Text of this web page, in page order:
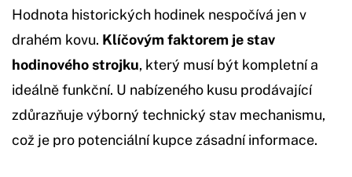
Hodnota historických hodinek nespočívá jen v
drahém kovu. Klíčovým faktorem je stav
hodinového strojku, který musí být kompletní a
ideálně funkční. U nabízeného kusu prodávající
zdůrazňuje výborný technický stav mechanismu,
což je pro potenciální kupce zásadní informace.